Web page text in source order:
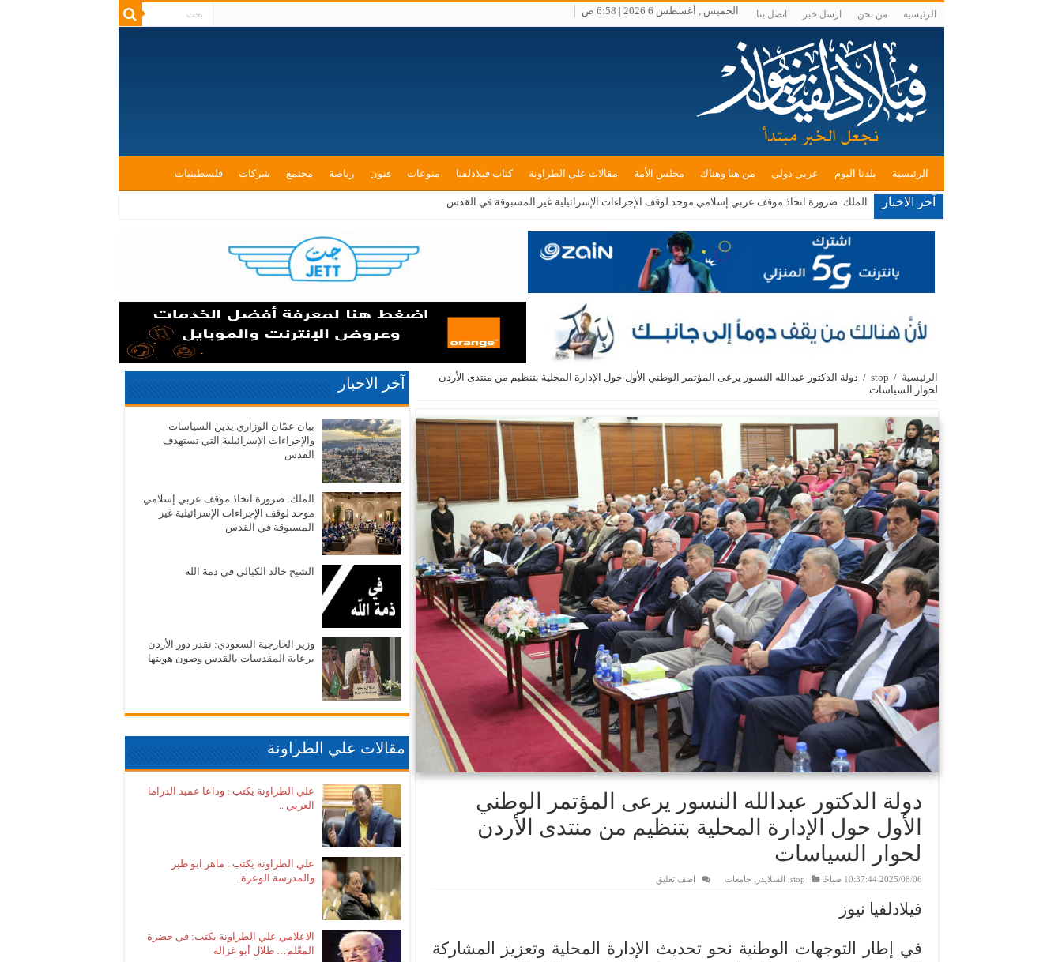
الرئيسية من نحن ارسل خبر اتصل بنا الخميس , أغسطس 6 2026 | 6:58 ص
الرئيسية بلدنا اليوم عربي دولي من هنا وهناك مجلس الأمة مقالات علي الطراونة كتاب فيلادلفيا منوعات فنون رياضة مجتمع شركات فلسطينيات
آخر الاخبار الملك: ضرورة اتخاذ موقف عربي إسلامي موحد لوقف الإجراءات الإسرائيلية غير المسبوقة في القدس
الرئيسية /
stop
/ دولة الدكتور عبدالله النسور يرعى المؤتمر الوطني الأول حول الإدارة المحلية بتنظيم من منتدى الأردن
لحوار السياسات
دولة الدكتور عبدالله النسور يرعى المؤتمر الوطني
الأول حول الإدارة المحلية بتنظيم من منتدى الأردن
لحوار السياسات
2025/08/06 10:37:44 صباحًا stop السلايدر جامعات اضف تعليق
فيلادلفيا نيوز
في إطار التوجهات الوطنية نحو تحديث الإدارة المحلية وتعزيز المشاركة
آخر الاخبار
بيان عمّان الوزاري يدين السياسات
والإجراءات الإسرائيلية التي تستهدف
القدس
الملك: ضرورة اتخاذ موقف عربي إسلامي
موحد لوقف الإجراءات الإسرائيلية غير
المسبوقة في القدس
الشيخ خالد الكيالي في ذمة الله
وزير الخارجية السعودي: نقدر دور الأردن
برعاية المقدسات بالقدس وصون هويتها
مقالات علي الطراونة
علي الطراونة يكتب : وداعا عميد الدراما
العربي ..
علي الطراونة يكتب : ماهر ابو طير
والمدرسة الوعرة ..
الاعلامي علي الطراونة يكتب: في حضرة
المعّلم… طلال أبو غزالة